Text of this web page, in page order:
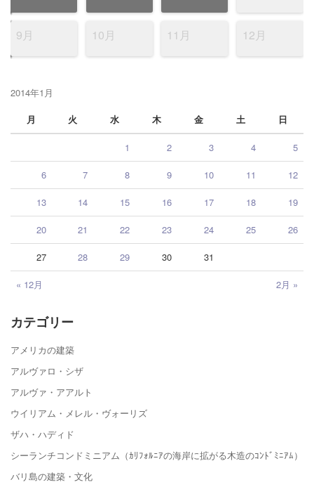
9月 10月 11月 12月
2014年1月
月
火 水 木 金 土 日
« 12月 2月 »
1 2 3 4 5
6 7 8 9 10 11 12
13 14 15 16 17 18 19
20 21 22 23 24 25 26
27 28 29 30 31
カテゴリー
アメリカの建築
アルヴァロ・シザ
アルヴァ・アアルト
ウイリアム・メレル・ヴォーリズ
ザハ・ハディド
シーランチコンドミニアム（ｶﾘﾌｫﾙﾆｱの海岸に拡がる木造のｺﾝﾄﾞﾐﾆｱﾑ）
バリ島の建築・文化